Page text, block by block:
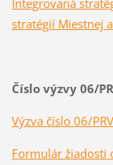
Integrovaná
stratégií Miestnej
Číslo výzvy 06/
Výzva číslo 06/
Formulár žiadosti